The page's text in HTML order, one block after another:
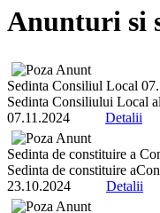
Anunturi si
Sedinta Consiliul Local
Sedinta Consiliului Local
07.11.2024 Detalii
Sedinta de constituire a
Sedinta de constituire
23.10.2024 Detalii